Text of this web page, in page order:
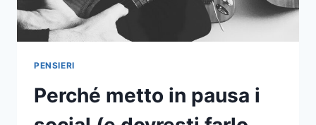
PENSIERI
Perché metto in pausa i